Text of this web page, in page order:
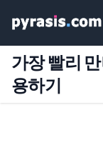
가장 빨리
용하기